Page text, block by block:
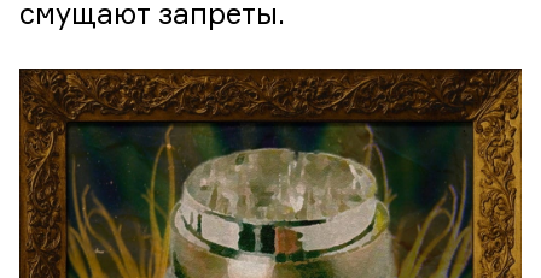
смущают запреты.